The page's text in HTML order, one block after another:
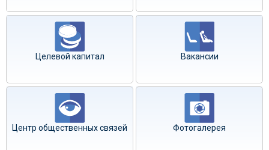
Целевой капитал Вакансии
Центр общественных связей Фотогалерея